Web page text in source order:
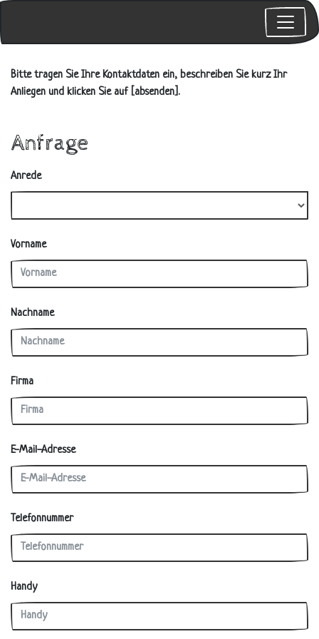
Bitte tragen Sie Ihre Kontaktdaten ein, beschreiben Sie kurz Ihr
Anliegen und klicken Sie auf [absenden].
Anfrage
Anrede
Vorname
Nachname
Firma
E-Mail-Adresse
Telefonnummer
Handy